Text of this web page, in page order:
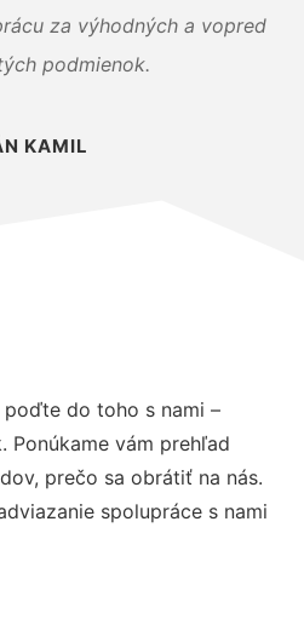
za výhodných a vopred
podmienok.
KAMIL
poďte do toho s nami –
Ponúkame vám prehľad
prečo sa obrátiť na nás.
spolupráce s nami